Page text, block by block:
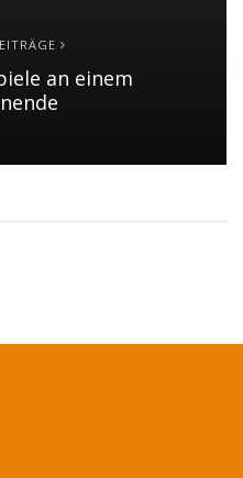
an einem